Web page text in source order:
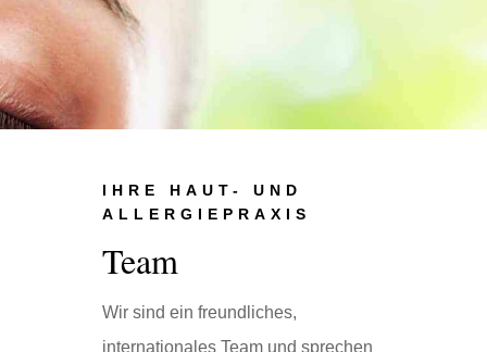
IHRE HAUT- UND
ALLERGIEPRAXIS
Team
Wir sind ein freundliches,
internationales Team und sprechen